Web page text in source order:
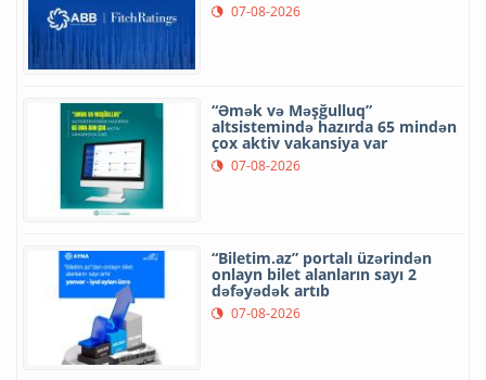
07-08-2026
“Əmək və Məşğulluq”
altsistemində hazırda 65 mindən
çox aktiv vakansiya var
07-08-2026
“Biletim.az” portalı üzərindən
onlayn bilet alanların sayı 2
dəfəyədək artıb
07-08-2026